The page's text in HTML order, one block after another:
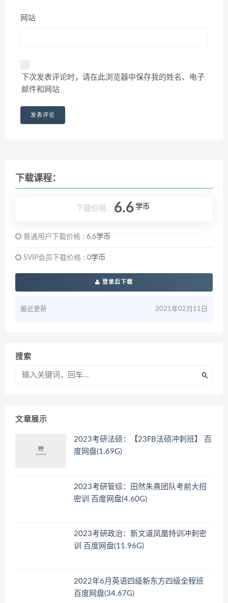
网站
下次发表评论时，请在此浏览器中保存我的姓名、电子
邮件和网站
下载课程：
下载价格： 6.6 学币
普通用户下载价格 : 6.6学币
SVIP会员下载价格 : 0学币
登录后下载
最近更新 2021年02月11日
搜索
文章展示
2023考研法硕：【23FB法硕冲刺班】 百
度网盘(1.69G)
2023考研管综：田然朱熹团队考前大招
密训 百度网盘(4.60G)
2023考研政治：新文道凤凰特训冲刺密
训 百度网盘(11.96G)
2022年6月英语四级新东方四级全程班
百度网盘(34.67G)